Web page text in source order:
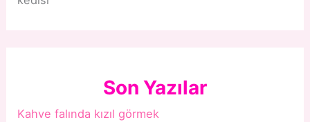
Son Yazılar
Kahve falında kızıl görmek